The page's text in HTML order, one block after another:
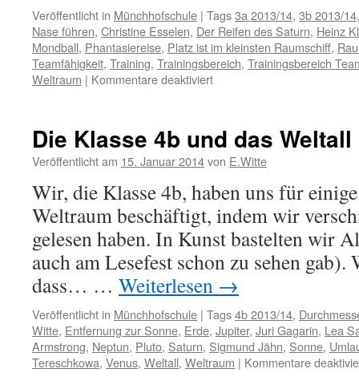
Veröffentlicht in Münchhofschule | Tags3a 2013/14, 3b 2013/14
Nase führen, Christine Esselen, Der Reifen des Saturn, Heinz
Mondball, Phantasiereise, Platz ist im kleinsten Raumschiff,
Teamfähigkeit, Training, Trainingsbereich, Trainingsbereich
Weltraum | Kommentare deaktiviertfür
Die Klasse 4b und das Weltall
Veröffentlicht am 15. Januar 2014von E.Witte
Wir, die Klasse 4b, haben uns für
Weltraum beschäftigt, indem wir
gelesen haben. In Kunst bastelten wir
auch am Lesefest schon zu sehen gab).
dass… … Weiterlesen →
Veröffentlicht in Münchhofschule | Tags4b 2013/14,
Witte, Entfernung zur Sonne, Erde, Jupiter, Juri Gagarin, Lea
Armstrong, Neptun, Pluto, Saturn, Sigmund Jähn, Sonne,
Tereschkowa, Venus, Weltall, Weltraum | Kommentare